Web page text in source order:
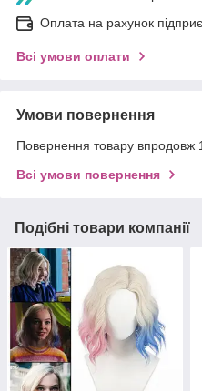
Оплата на рахунок
Всі умови оплати
Умови повернення
Повернення товару впродовж
Всі умови повернення
Подібні товари компанії